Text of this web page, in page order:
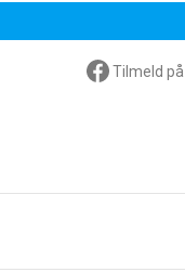
Tilmeld